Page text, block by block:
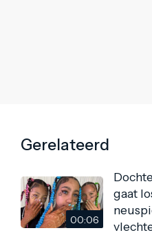
Gerelateerd
00:06
gaat